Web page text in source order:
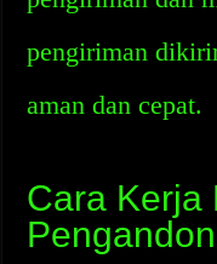
pengiriman
aman dan cepat.
Cara Kerja